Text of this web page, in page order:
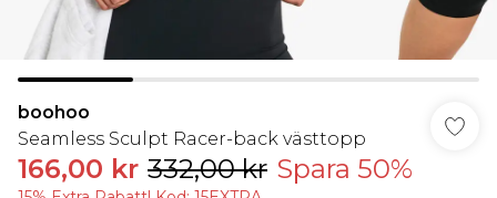
boohoo
Seamless Sculpt Racer-back västtopp
166,00 kr 332,00 kr Spara 50%